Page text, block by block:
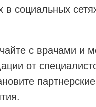
в социальных
с врачами и
от